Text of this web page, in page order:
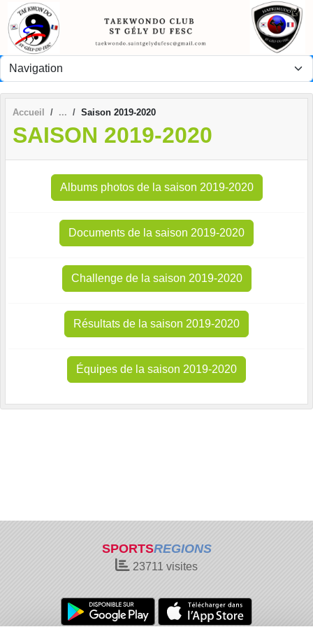
Accueil Saison 2019-2020
SAISON 2019-2020
Albums photos de la saison 2019-2020
Documents de la saison 2019-2020
Challenge de la saison 2019-2020
Résultats de la saison 2019-2020
Équipes de la saison 2019-2020
SPORTSREGIONS
23711 visites
Panneau de gestion des cookies